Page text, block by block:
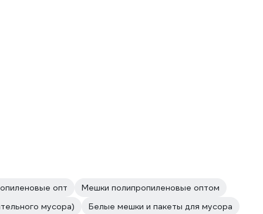
опт
Мешки полипропиленовые оптом
мусора)
Белые мешки и пакеты для мусора